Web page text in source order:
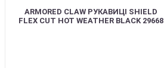
ARMORED CLAW РУКАВИЦІ SHIELD
FLEX CUT HOT WEATHER BLACK 29668